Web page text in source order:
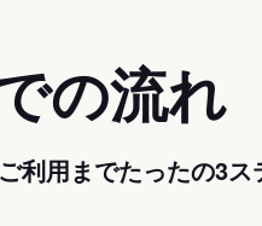
の流れ
利用までたったの3ス